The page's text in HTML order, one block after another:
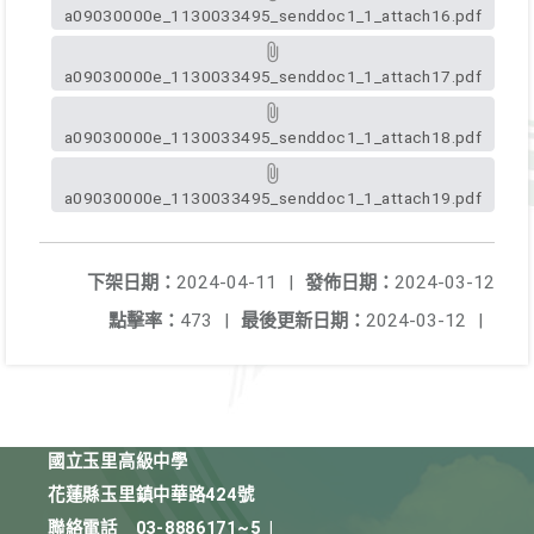
a09030000e_1130033495_senddoc1_1_attach16.pdf
a09030000e_1130033495_senddoc1_1_attach17.pdf
a09030000e_1130033495_senddoc1_1_attach18.pdf
a09030000e_1130033495_senddoc1_1_attach19.pdf
發佈日期： 2024-03-12
下架日期： 2024-04-11
|
最後更新日期： 2024-03-12 |
點擊率： 473 |
國立玉里高級中學
花蓮縣玉里鎮中華路424號
聯絡電話
03-8886171~5